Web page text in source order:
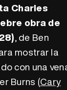
Charles
obra de
, de Ben
mostrar la
con una
Burns (Cary